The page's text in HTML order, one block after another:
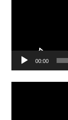
00:00